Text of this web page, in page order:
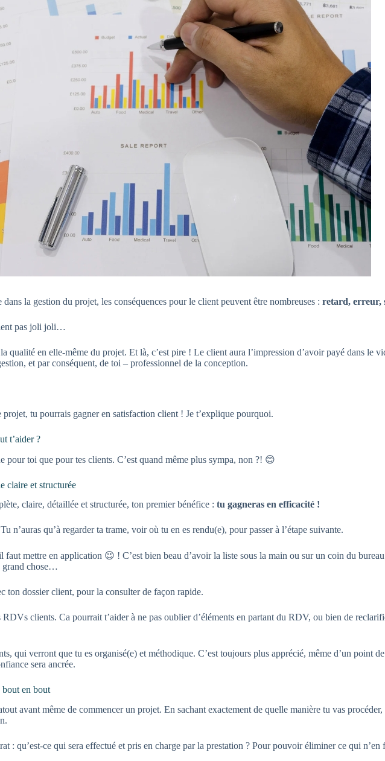
la gestion du projet, les conséquences pour le client peuvent être nombreuses : retard, erreur,
pas joli joli…
qualité en elle-même du projet. Et là, c’est pire ! Le client aura l’impression d’avoir payé dans le
et par conséquent, de toi – professionnel de la conception.
tu pourrais gagner en satisfaction client ! Je t’explique pourquoi.
t’aider ?
pour toi que pour tes clients. C’est quand même plus sympa, non ?! 😊
claire et structurée
claire, détaillée et structurée, ton premier bénéfice : tu gagneras en efficacité !
n’auras qu’à regarder ta trame, voir où tu en es rendu(e), pour passer à l’étape suivante.
mettre en application 😉 ! C’est bien beau d’avoir la liste sous la main ou sur un coin du
grand chose…
dossier client, pour la consulter de façon rapide.
clients. Ca pourrait t’aider à ne pas oublier d’éléments en partant du RDV, ou bien de
qui verront que tu es organisé(e) et méthodique. C’est toujours plus apprécié, même d’un point
sera ancrée.
bout en bout
avant même de commencer un projet. En sachant exactement de quelle manière tu vas
: qu’est-ce qui sera effectué et pris en charge par la prestation ? Pour pouvoir éliminer ce qui